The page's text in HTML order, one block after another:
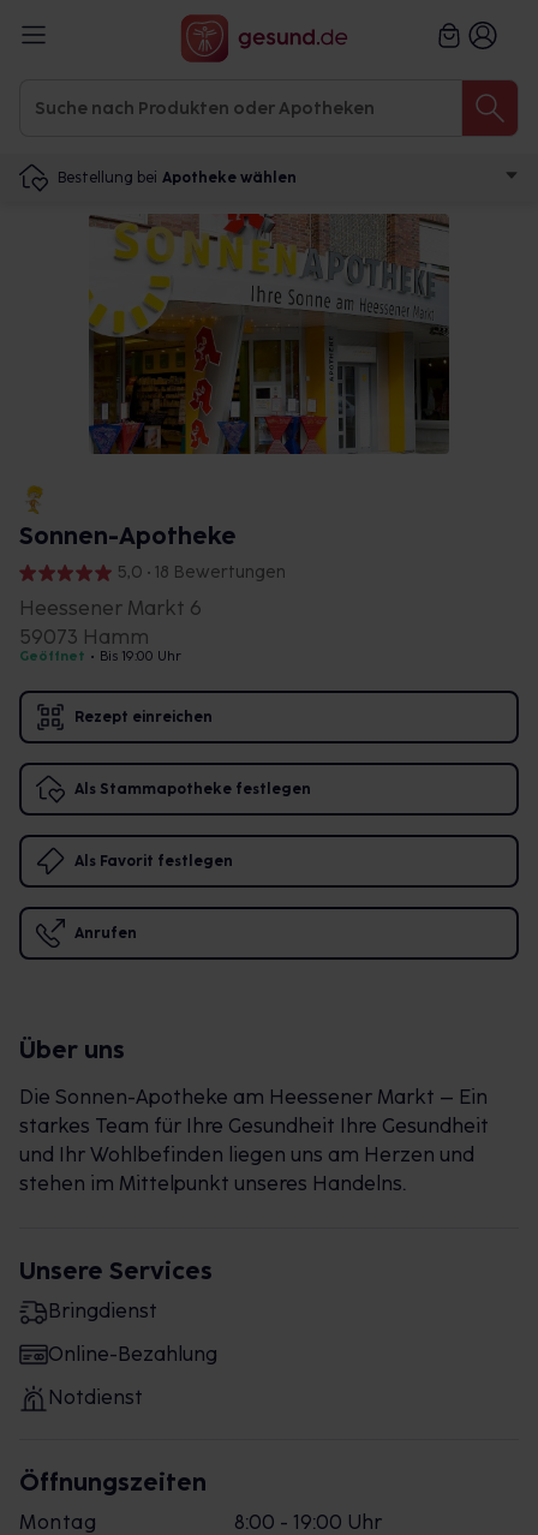
Bestellung bei Apotheke wählen
Sonnen-Apotheke
5,0 • 18 Bewertungen
Heessener Markt 6
59073 Hamm
Geöffnet • Bis 19:00 Uhr
Rezept einreichen
Als Stammapotheke festlegen
Als Favorit festlegen
Anrufen
Über uns
Die Sonnen-Apotheke am Heessener Markt – Ein
starkes Team für Ihre Gesundheit Ihre Gesundheit
und Ihr Wohlbefinden liegen uns am Herzen und
stehen im Mittelpunkt unseres Handelns.
Unsere Services
Bringdienst
Online-Bezahlung
Notdienst
Öffnungszeiten
Montag
8:00 - 19:00 Uhr